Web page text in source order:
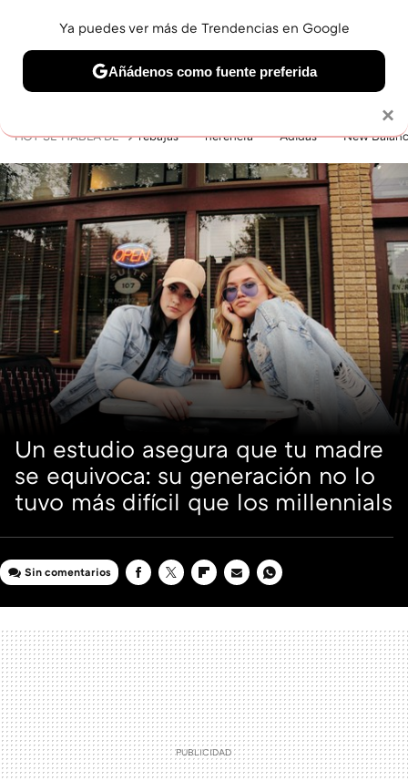
BELLEZA SHOPPING VIAJES GASTRO SNEAKERS
HOY SE HABLA DE rebajas herencia Adidas New
Un estudio asegura que tu madre
se equivoca: su generación no lo
tuvo más difícil que los millennials
Sin comentarios
×
Ya puedes ver más de Trendencias en Google
Añádenos como fuente preferida